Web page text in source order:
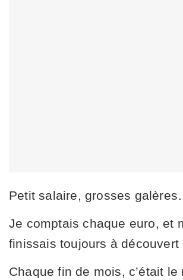
Petit salaire, grosses galères…
Je comptais chaque euro, et
finissais toujours à découvert
Chaque fin de mois, c’était le